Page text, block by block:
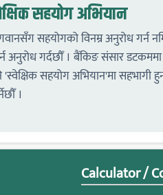
सहयोग अभियान
सहयोगको विनम्र अनुरोध गर्न
अनुरोध गर्दछौँ । बैंकिङ संसार डटकममा
सहयोग अभियान'मा सहभागी
।
Calculator /